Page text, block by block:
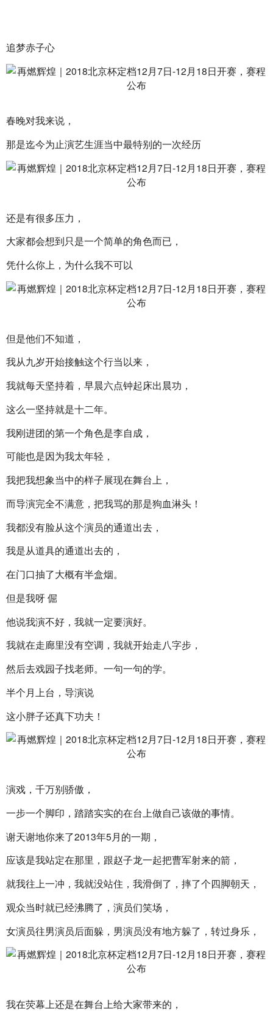
追梦赤子心
春晚对我来说，
那是迄今为止演艺生涯当中最特别的一次经历
还是有很多压力，
大家都会想到只是一个简单的角色而已，
凭什么你上，为什么我不可以
但是他们不知道，
我从九岁开始接触这个行当以来，
我就每天坚持着，早晨六点钟起床出晨功，
这么一坚持就是十二年。
我刚进团的第一个角色是李自成，
可能也是因为我太年轻，
我把我想象当中的样子展现在舞台上，
而导演完全不满意，把我骂的那是狗血淋头！
我都没有脸从这个演员的通道出去，
我是从道具的通道出去的，
在门口抽了大概有半盒烟。
但是我呀 倔
他说我演不好，我就一定要演好。
我就在走廊里没有空调，我就开始走八字步，
然后去戏园子找老师。一句一句的学。
半个月上台，导演说
这小胖子还真下功夫！
演戏，千万别骄傲，
一步一个脚印，踏踏实实的在台上做自己该做的事情。
谢天谢地你来了2013年5月的一期，
应该是我站定在那里，跟赵子龙一起把曹军射来的箭，
就我往上一冲，我就没站住，我滑倒了，摔了个四脚朝天，
观众当时就已经沸腾了，演员们笑场，
女演员往男演员后面躲，男演员没有地方躲了，转过身乐，
我在荧幕上还是在舞台上给大家带来的，